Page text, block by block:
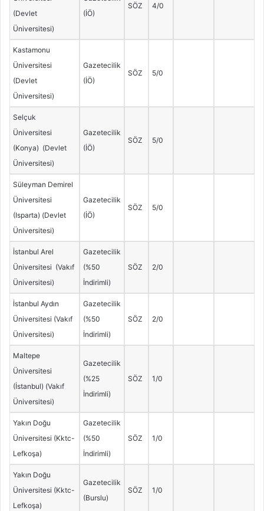
(Devlet
Üniversitesi)
(İÖ)
SÖZ 4/0
Kastamonu
Üniversitesi
(Devlet
Üniversitesi)
Gazetecilik
(İÖ)
SÖZ 5/0
Selçuk
Üniversitesi
(Konya) (Devlet
Üniversitesi)
Gazetecilik
(İÖ)
SÖZ 5/0
Süleyman Demirel
Üniversitesi
(Isparta) (Devlet
Üniversitesi)
Gazetecilik
(İÖ)
SÖZ 5/0
İstanbul Arel
Üniversitesi (Vakıf
Üniversitesi)
Gazetecilik
(%50
İndirimli)
SÖZ 2/0
İstanbul Aydın
Üniversitesi (Vakıf
Üniversitesi)
Gazetecilik
(%50
İndirimli)
SÖZ 2/0
Maltepe
Üniversitesi
(İstanbul) (Vakıf
Üniversitesi)
Gazetecilik
(%25
İndirimli)
SÖZ 1/0
Yakın Doğu
Üniversitesi (Kktc-
Lefkoşa)
Gazetecilik
(%50
İndirimli)
SÖZ 1/0
Yakın Doğu
Üniversitesi (Kktc-
Lefkoşa)
Gazetecilik
(Burslu)
SÖZ 1/0